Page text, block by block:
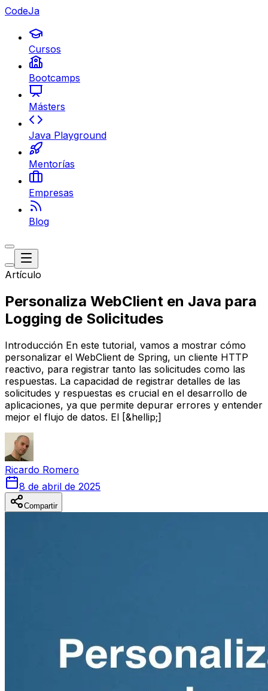
CodeJa
Cursos
Bootcamps
Másters
Java Playground
Mentorías
Empresas
Blog
Artículo
Personaliza WebClient en Java para
Logging de Solicitudes
Introducción En este tutorial, vamos a mostrar cómo
personalizar el WebClient de Spring, un cliente HTTP
reactivo, para registrar tanto las solicitudes como las
respuestas. La capacidad de registrar detalles de las
solicitudes y respuestas es crucial en el desarrollo de
aplicaciones, ya que permite depurar errores y entender
mejor el flujo de datos. El [&hellip;]
Ricardo Romero
8 de abril de 2025
Compartir